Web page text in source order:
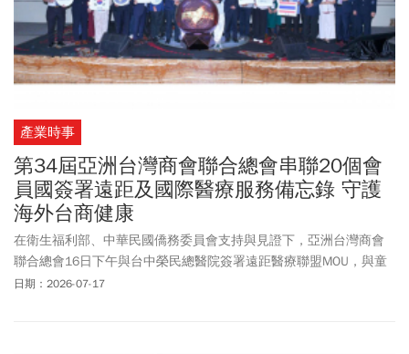
時加班，且6月籌辦酒展期間，經常工作至晚上10點甚至凌晨才下
班。公司卻未幫她減少工作量，判公司賠償1228萬餘元，全案仍可
上訴。
產業時事
第34屆亞洲台灣商會聯合總會串聯20個會
員國簽署遠距及國際醫療服務備忘錄 守護
海外台商健康
在衛生福利部、中華民國僑務委員會支持與見證下，亞洲台灣商會
聯合總會16日下午與台中榮民總醫院簽署遠距醫療聯盟MOU，與童
綜合醫院簽署「Formosa SOS服務」MOU，亞總20個會員國台商會
日期：2026-07-17